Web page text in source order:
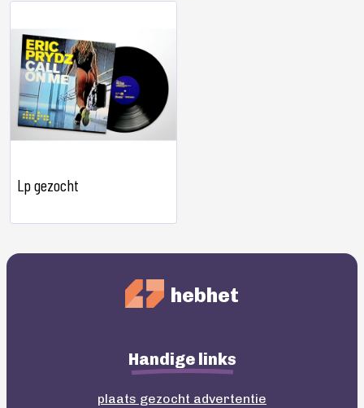
Lp gezocht
hebhet
Handige links
plaats gezocht advertentie